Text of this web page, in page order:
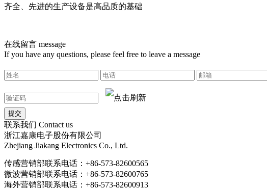
齐全、先进的生产设备是高品质的基础
在线留言 message
If you have any questions, please feel free to leave a message
联系我们 Contact us
浙江嘉康电子股份有限公司
Zhejiang Jiakang Electronics Co., Ltd.
传感营销部联系电话：+86-573-82600565
微波营销部联系电话：+86-573-82600765
海外营销部联系电话：+86-573-82600913